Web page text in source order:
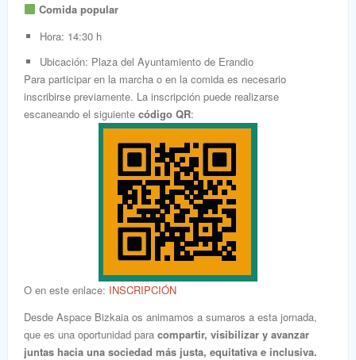
Comida popular
Hora: 14:30 h
Ubicación: Plaza del Ayuntamiento de Erandio
Para participar en la marcha o en la comida es necesario
inscribirse previamente. La inscripción puede realizarse
escaneando el siguiente código QR:
O en este enlace: INSCRIPCIÓN
Desde Aspace Bizkaia os animamos a sumaros a esta jornada,
que es una oportunidad para compartir, visibilizar y avanzar
juntas hacia una sociedad más justa, equitativa e inclusiva.